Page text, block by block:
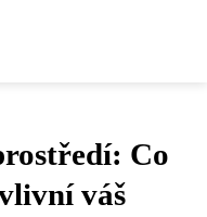
Co
váš